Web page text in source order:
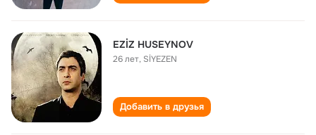
EZİZ HUSEYNOV
26 лет, SİYEZEN
Добавить в друзья